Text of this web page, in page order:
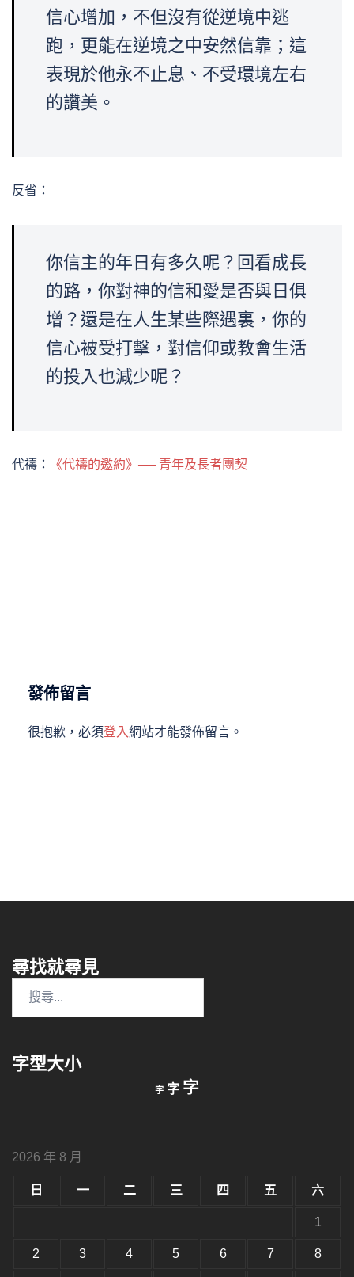
信心增加，不但沒有從逆境中逃
跑，更能在逆境之中安然信靠；這
表現於他永不止息、不受環境左右
的讚美。
反省：
你信主的年日有多久呢？回看成長
的路，你對神的信和愛是否與日俱
增？還是在人生某些際遇裏，你的
信心被受打擊，對信仰或教會生活
的投入也減少呢？
代禱： 《代禱的邀約》── 青年及長者團契
發佈留言
很抱歉，必須登入網站才能發佈留言。
尋找就尋見
字:
字型大小
字 小
字重
小。
字放
2026 年 8 月
日 一 二 三 四 五 六
1
2 3 4 5 6 7 8